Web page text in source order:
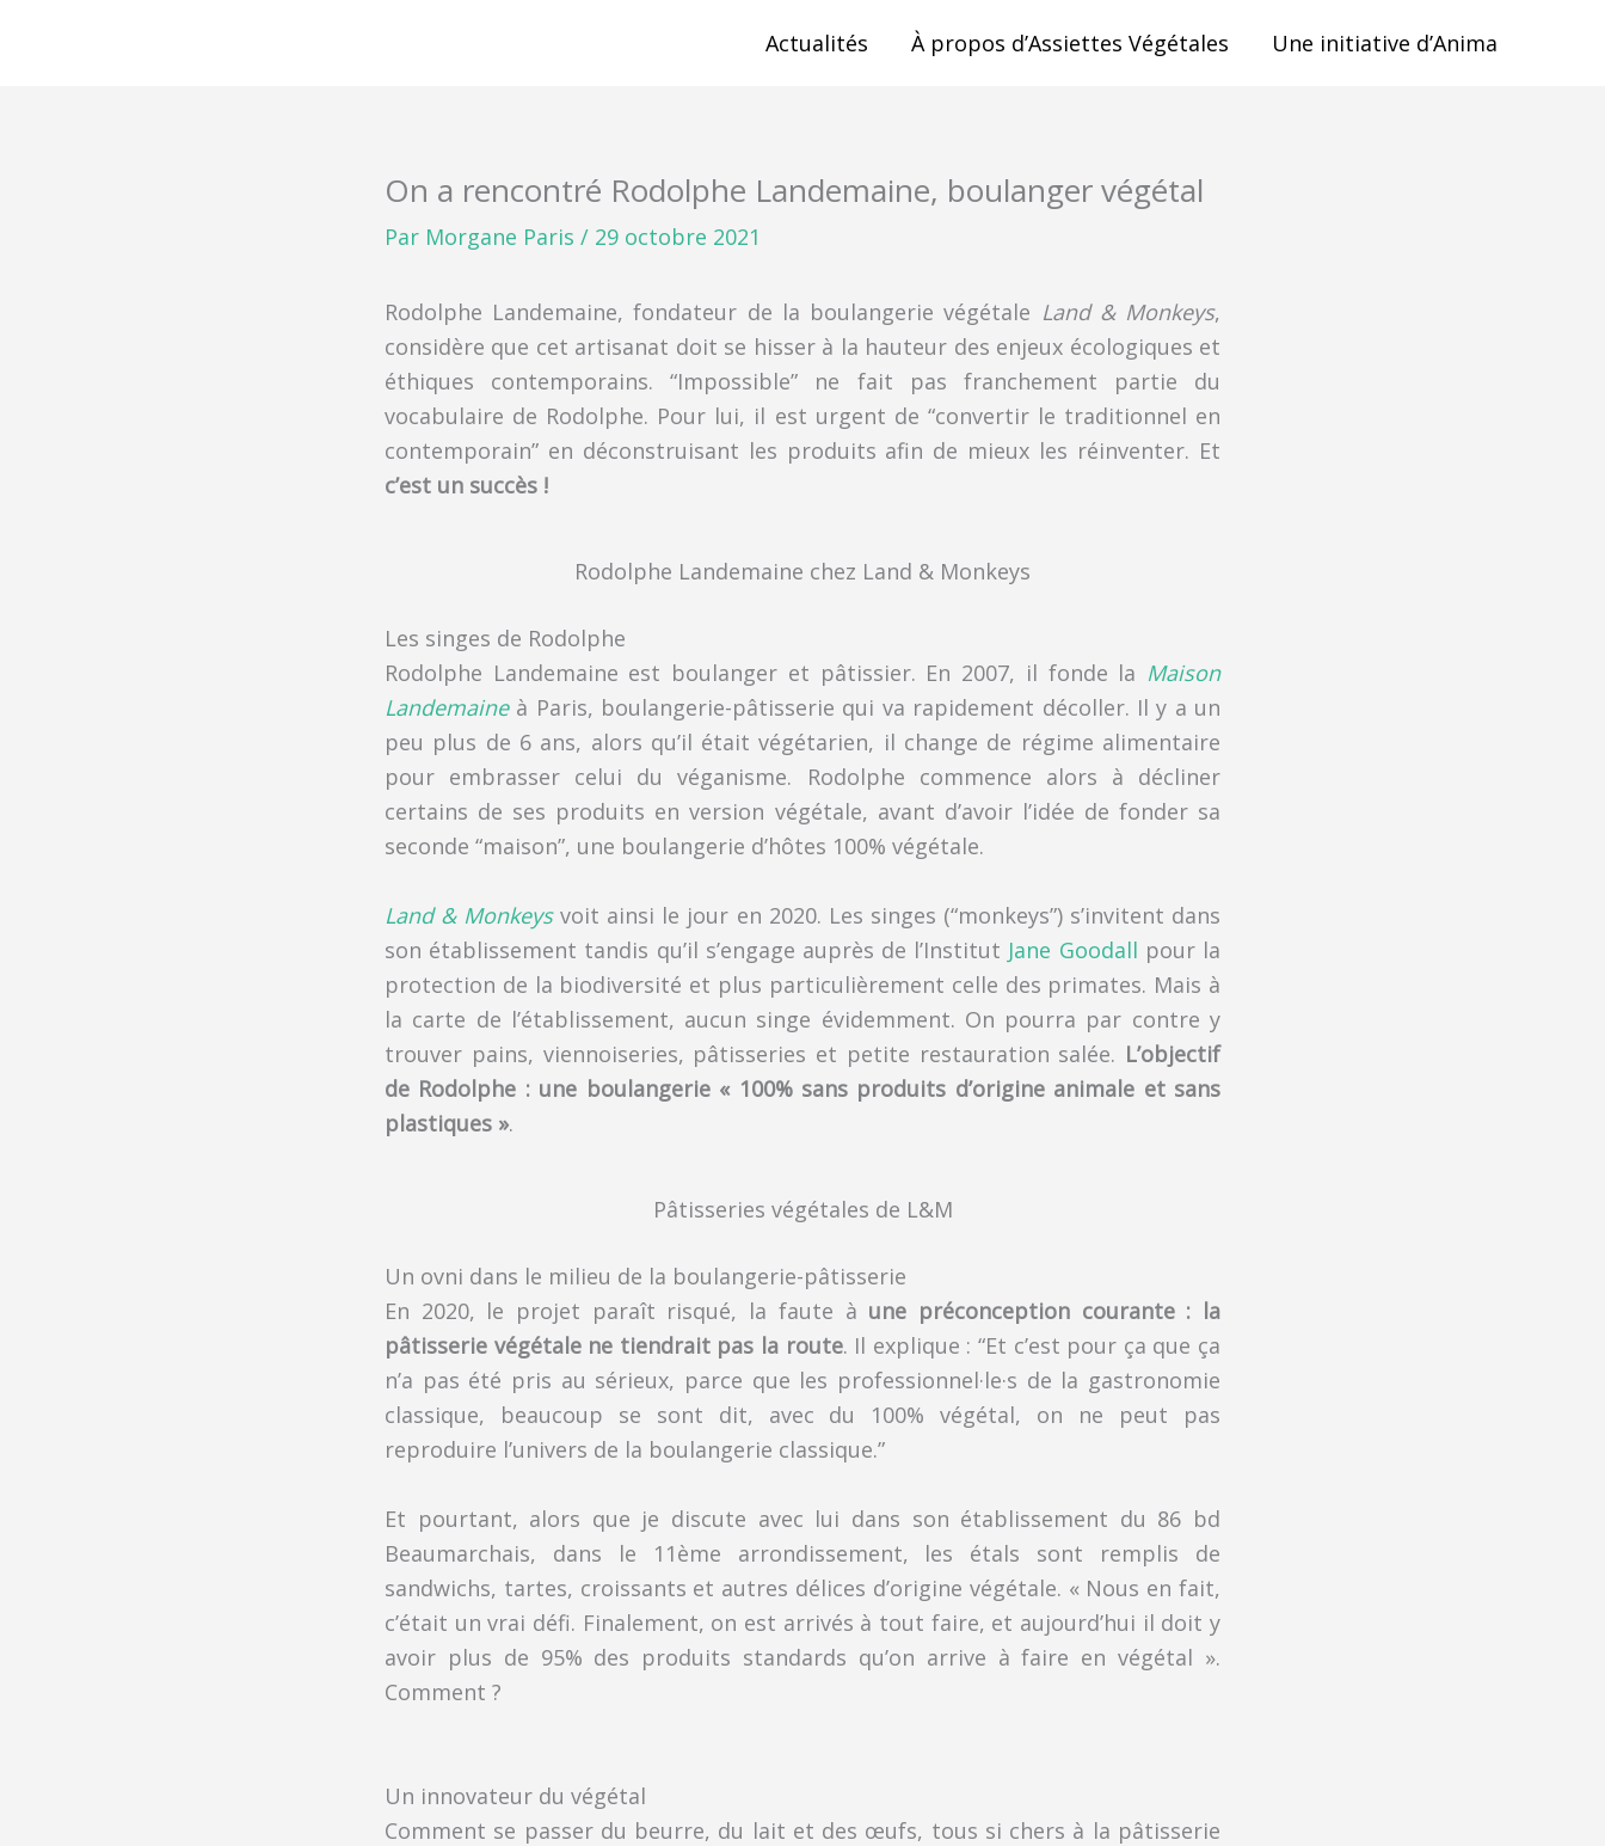
Actualités À propos d’Assiettes Végétales Une initiative d’Anima
On a rencontré Rodolphe Landemaine, boulanger végétal
Par Morgane Paris / 29 octobre 2021
Rodolphe Landemaine, fondateur de la boulangerie végétale Land & Monkeys,
considère que cet artisanat doit se hisser à la hauteur des enjeux écologiques et
éthiques contemporains. “Impossible” ne fait pas franchement partie du
vocabulaire de Rodolphe. Pour lui, il est urgent de “convertir le traditionnel en
contemporain” en déconstruisant les produits afin de mieux les réinventer. Et
c’est un succès !
Rodolphe Landemaine chez Land & Monkeys
Les singes de Rodolphe
Rodolphe Landemaine est boulanger et pâtissier. En 2007, il fonde la Maison
Landemaineà Paris, boulangerie-pâtisserie qui va rapidement décoller. Il y a un
peu plus de 6 ans, alors qu’il était végétarien, il change de régime alimentaire
pour embrasser celui du véganisme. Rodolphe commence alors à décliner
certains de ses produits en version végétale, avant d’avoir l’idée de fonder sa
seconde “maison”, une boulangerie d’hôtes 100% végétale.
Land & Monkeysvoit ainsi le jour en 2020. Les singes (“monkeys”) s’invitent dans
son établissement tandis qu’il s’engage auprès de l’Institut Jane Goodall pour la
protection de la biodiversité et plus particulièrement celle des primates. Mais à
la carte de l’établissement, aucun singe évidemment. On pourra par contre y
trouver pains, viennoiseries, pâtisseries et petite restauration salée. L’objectif
de Rodolphe : une boulangerie « 100% sans produits d’origine animale et sans
plastiques ».
Pâtisseries végétales de L&M
Un ovni dans le milieu de la boulangerie-pâtisserie
En 2020, le projet paraît risqué, la faute à une préconception courante : la
pâtisserie végétale ne tiendrait pas la route. Il explique : “Et c’est pour ça que ça
n’a pas été pris au sérieux, parce que les professionnel·le·s de la gastronomie
classique, beaucoup se sont dit, avec du 100% végétal, on ne peut pas
reproduire l’univers de la boulangerie classique.”
Et pourtant, alors que je discute avec lui dans son établissement du 86 bd
Beaumarchais, dans le 11ème arrondissement, les étals sont remplis de
sandwichs, tartes, croissants et autres délices d’origine végétale. « Nous en fait,
c’était un vrai défi. Finalement, on est arrivés à tout faire, et aujourd’hui il doit y
avoir plus de 95% des produits standards qu’on arrive à faire en végétal ».
Comment ?
Un innovateur du végétal
Comment se passer du beurre, du lait et des œufs, tous si chers à la pâtisserie